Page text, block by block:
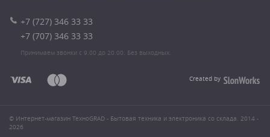
+7 (727) 346 33 33
+7 (707) 346 33 33
Принимаем звонки с 9.00 до 20.00. Без выходных.
Created by
© Интернет-магазин ТехноGRAD - Бытовая техника и электроника со склада. 2014 -
2026